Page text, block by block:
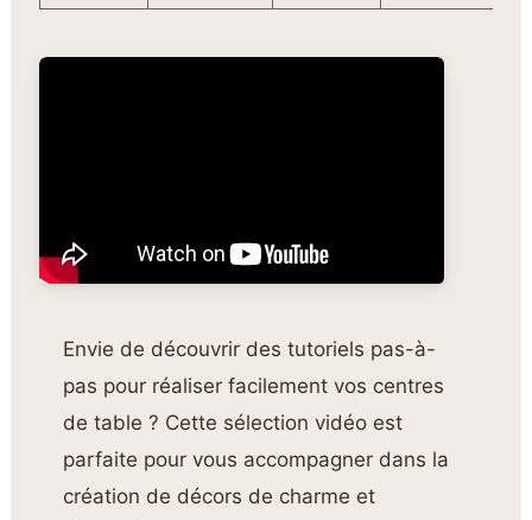
Envie de découvrir des tutoriels pas-à-
pas pour réaliser facilement vos centres
de table ? Cette sélection vidéo est
parfaite pour vous accompagner dans la
création de décors de charme et